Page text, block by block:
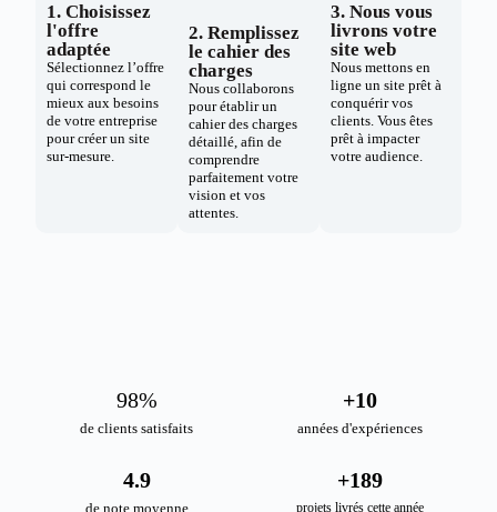
1. Choisissez
l'offre
adaptée
Sélectionnez l’offre
qui correspond le
mieux aux besoins
de votre entreprise
pour créer un site
sur-mesure.
2. Remplissez
le cahier des
charges
Nous collaborons
pour établir un
cahier des charges
détaillé, afin de
comprendre
parfaitement votre
vision et vos
attentes.
3. Nous vous
livrons votre
site web
Nous mettons en
ligne un site prêt à
conquérir vos
clients. Vous êtes
prêt à impacter
votre audience.
de clients satisfaits
98%
années d'expériences
+10
de note moyenne
4.9
projets livrés cette année
+189